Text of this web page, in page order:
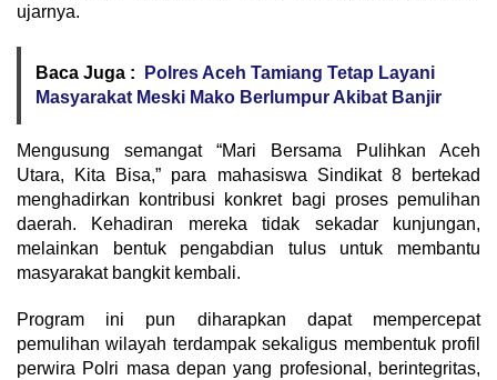
ujarnya.
Baca Juga :
Polres Aceh Tamiang Tetap Layani
Masyarakat Meski Mako Berlumpur Akibat Banjir
Mengusung semangat “Mari Bersama Pulihkan Aceh
Utara, Kita Bisa,” para mahasiswa Sindikat 8 bertekad
menghadirkan kontribusi konkret bagi proses pemulihan
daerah. Kehadiran mereka tidak sekadar kunjungan,
melainkan bentuk pengabdian tulus untuk membantu
masyarakat bangkit kembali.
Program ini pun diharapkan dapat mempercepat
pemulihan wilayah terdampak sekaligus membentuk profil
perwira Polri masa depan yang profesional, berintegritas,